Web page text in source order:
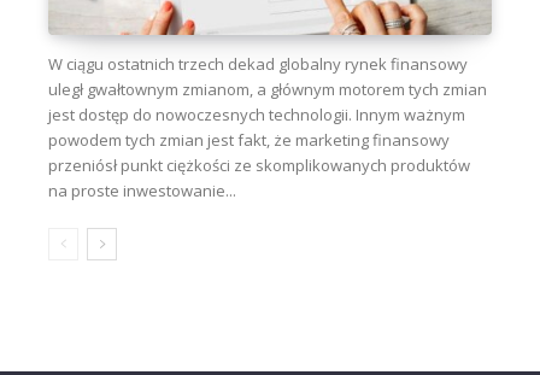
W ciągu ostatnich trzech dekad globalny rynek finansowy
uległ gwałtownym zmianom, a głównym motorem tych zmian
jest dostęp do nowoczesnych technologii. Innym ważnym
powodem tych zmian jest fakt, że marketing finansowy
przeniósł punkt ciężkości ze skomplikowanych produktów
na proste inwestowanie...